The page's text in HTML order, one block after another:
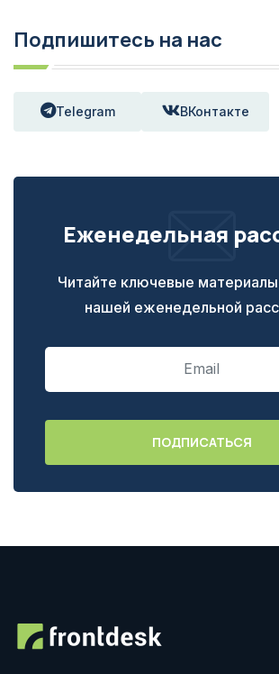
Подпишитесь на нас
Telegram ВКонтакте
Еженедельная
Читайте ключевые
нашей еженедельной